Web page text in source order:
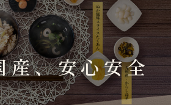
産、安心安全